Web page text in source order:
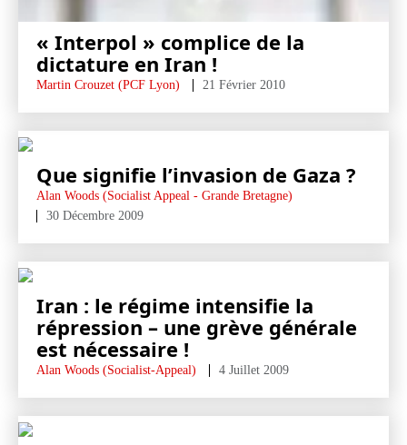
« Interpol » complice de la
dictature en Iran !
Martin Crouzet (PCF Lyon) 21 Février 2010
Que signifie l’invasion de Gaza ?
Alan Woods (Socialist Appeal - Grande Bretagne)
30 Décembre 2009
Iran : le régime intensifie la
répression – une grève générale
est nécessaire !
Alan Woods (Socialist-Appeal) 4 Juillet 2009